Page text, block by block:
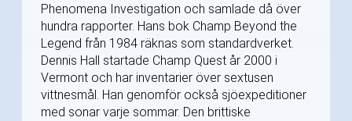
Phenomena Investigation och samlade då över
hundra rapporter. Hans bok Champ Beyond the
Legend från 1984 räknas som standardverket.
Dennis Hall startade Champ Quest år 2000 i
Vermont och har inventarier över sextusen
vittnesmål. Han genomför också sjöexpeditioner
med sonar varje sommar. Den brittiske